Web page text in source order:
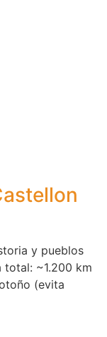
y pueblos
total: ~1.200 km
(evita